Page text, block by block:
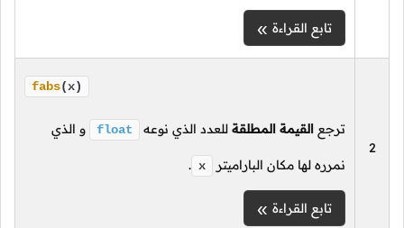
تابع القراءة
2
fabs(x)
ترجع القيمة المطلقة للعدد الذي نوعه float و الذي
نمرره لها مكان الباراميتر x
.
تابع القراءة